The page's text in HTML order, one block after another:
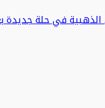
الذهبية في حلة